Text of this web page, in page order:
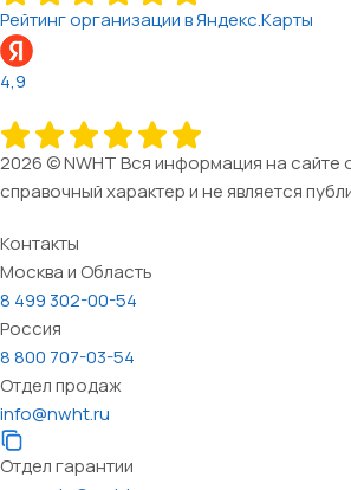
Рейтинг организации в Яндекс.Карты
4,9
2026 © NWHT Вся информация на сайте
справочный характер и не является
Контакты
Москва и Область
8 499 302-00-54
Россия
8 800 707-03-54
Отдел продаж
info@nwht.ru
Отдел гарантии